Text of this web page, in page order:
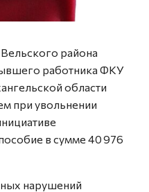
района
работника ФКУ
области
при увольнении
в сумме 40 976
нарушений